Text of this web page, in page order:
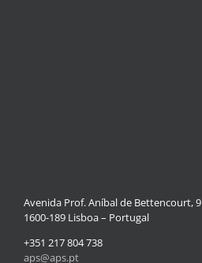
Avenida Prof. Aníbal de Bettencourt, 9
1600-189 Lisboa – Portugal
+351 217 804 738
aps@aps.pt